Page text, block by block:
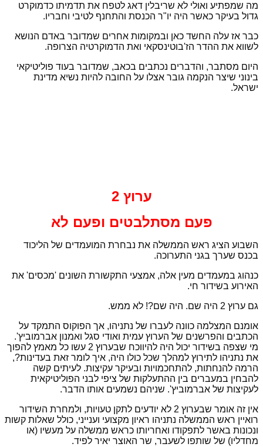
מה שמפתיע ואולי לא שריבלין דאג לטפח את תדמיתו כדמוקרט
גדול בעיקר כאשר היה יו"ר הכנסת והתחנף לטיבי וחבריו.
כבר אז עלה החשד כאן ובמקומות אחרים שמדובר באדם הנושא
לשווא את ההדר הז'בוטינסקאי ואת הדמוקרטיה הצרופה.
היום מסתבר, והדברים נכתבים בכאב, שמדובר בעוד פוליטיקאי
בינוני שיצר הנקמה גובר אצלו על החובה להיות נשיא מדינת
ישראל.
ערוץ 2
פעם מסתלבטים ופעם לא
השבוע הציג ראש הממשלה את נבחרת המועמדים של הליכוד
בכנס שערך בגני התערוכה.
כנהוג במעמדים מעין אלה, אמצעי התקשורת השונים 'מכסים' את
האירוע בשידור חי.
גם ערוץ 2 היה שם. היה שם?! לא ממש.
אומנם המצלמה כוונה לעברו של נתניהו, אך הפוקוס התמקד על
הכתבים והפרשנים של הערוץ עמית ואודי סגל ואמנון אברמוביץ'.
מי שצפה בשידור יכול היה להיווכח שבערוץ 2 עשו כל מאמץ להפוך
את נתניהו לתירוץ למהלך שכל כולו היה, איך לומר זאת בעדינות?,
הרמה להנחתות, להתחכמויות ובעיקר עקיצות. לעיתים קשה
להבחין במעברים בין ההתעלקות של ציפי לבני הפוליטיקאית
לעקיצות של אברמוביץ'. שניהם נשמעים אותו הדבר.
אין זה אומר שבערוץ 2 לא יודעים לתקן טעויות, ולמחרת השידור
רואיין ראש הממשלה נתניהו ראיון מקצועי וענייני, כולל שאלות קשות
ונכונות באשר לתפקודו ואחריותו כראש ממשלה על מעשיו (או
מחדליו) של שותפו לשעבר, שר האוצר יאיר לפיד.